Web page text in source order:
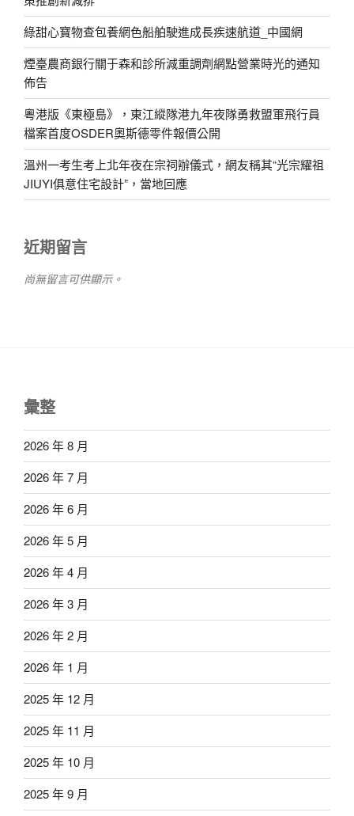
綠甜心寶物查包養網色船舶駛進成長疾速航道_中國網
煙臺農商銀行關于森和診所減重調劑網點營業時光的通知
佈告
粵港版《東極島》，東江縱隊港九年夜隊勇救盟軍飛行員
檔案首度OSDER奧斯德零件報價公開
溫州一考生考上北年夜在宗祠辦儀式，網友稱其“光宗耀祖
JIUYI俱意住宅設計”，當地回應
近期留言
尚無留言可供顯示。
彙整
2026 年 8 月
2026 年 7 月
2026 年 6 月
2026 年 5 月
2026 年 4 月
2026 年 3 月
2026 年 2 月
2026 年 1 月
2025 年 12 月
2025 年 11 月
2025 年 10 月
2025 年 9 月